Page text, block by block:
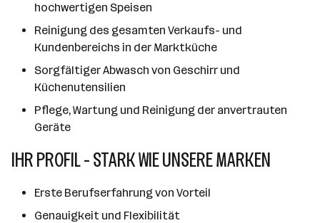
hochwertigen Speisen
Reinigung des gesamten Verkaufs- und
Kundenbereichs in der Marktküche
Sorgfältiger Abwasch von Geschirr und
Küchenutensilien
Pflege, Wartung und Reinigung der anvertrauten
Geräte
IHR PROFIL - STARK WIE UNSERE MARKEN
Erste Berufserfahrung von Vorteil
Genauigkeit und Flexibilität